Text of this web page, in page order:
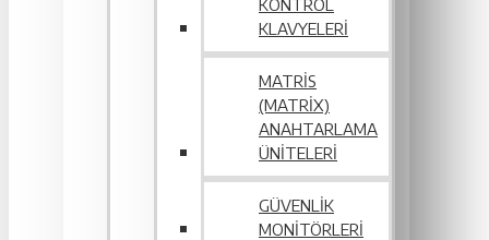
KONTROL
KLAVYELERI
MATRIS
(MATRIX)
ANAHTARLAMA
ÜNITELERI
GÜVENLIK
MONITÖRLERI